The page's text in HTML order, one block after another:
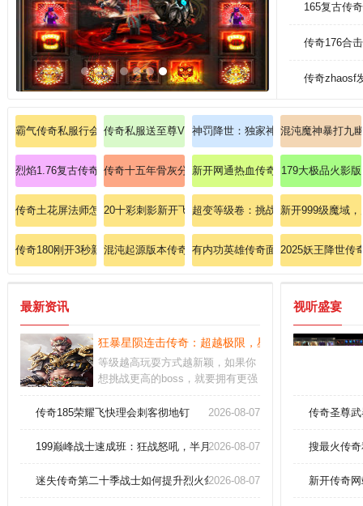
165复古传
传奇176合
传奇zhaosf
霸气传奇私服行会名字：行会霸气，名扬天下！
传奇私服送至尊VIP：传奇私服的巅峰特权，尊享帝王
神罚降世：独家神罚传奇私服火爆新
混沌魔神暴打九
烈焰1.76复古传奇: 烈焰重燃经典，再续1.76版本私服的终极争霸！
传奇十五年骨灰分享：那些年我们追过的极品神装！
新开网通热血传奇私服179大极品火影版
传奇土花屏法师怎样升高英雄流星火雨！
20十彩刺影新开飞快学习战士英雄火球术？
超变等级卷：挑战穷人变态秒杀传
新开999级魔域
传奇180刚开3秒新手必学战士英雄烈火剑法速成指南
混沌起源版本传奇：融合起源之力的混沌版本私服，征
有内功英雄传奇面对面带网友操练
2025妖王降世传
最新资讯
狂暴星陨连击传奇：超越极限，星陨灭世，快感炸裂
等级越高玩耍方式越新颖，如果你
想挑战更高的boss，就要拥有更强
够走在一起；每一次竭尽全力的厮
努力提升自己。多样化的装备系
家可以通过打怪、完成任务等方式
传奇185荣耀飞快理会刺客彻地钉 2026-08-07
199巅峰战士速成班：狂战怒吼，半月弯刀一刀秒BOSS！
2026-08-07
迷失传奇第二十季战士如何提升烈火剑法？2026-08-07
视听盛宴
传奇圣尊
搜最火传
新开传奇